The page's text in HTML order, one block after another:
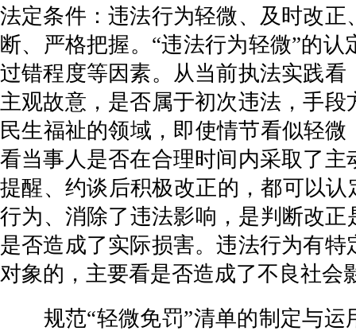
法定条件：违法行为轻微、及时改
断、严格把握。“违法行为轻微”的
过错程度等因素。从当前执法实践
主观故意，是否属于初次违法，手
民生福祉的领域，即使情节看似轻
看当事人是否在合理时间内采取了
提醒、约谈后积极改正的，都可以
行为、消除了违法影响，是判断改
是否造成了实际损害。违法行为有
对象的，主要看是否造成了不良社会
规范“轻微免罚”清单的制定与运